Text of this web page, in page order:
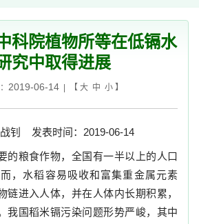
科院植物所等在低镉水
究中取得进展
2019-06-14| 【 大 中 小】
钊 发表时间：2019-06-14
粮食作物，全国有一半以上的人口
，水稻容易吸收和富集重金属元素
链进入人体，并在人体内长期积累，
我国稻米镉污染问题形势严峻，其中